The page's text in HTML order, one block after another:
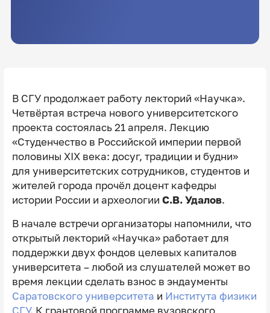
В СГУ продолжает работу лекторий «Научка».
Четвёртая встреча нового университетского
проекта состоялась 21 апреля. Лекцию
«Студенчество в Российской империи первой
половины XIX века: досуг, традиции и будни»
для университетских сотрудников, студентов и
жителей города прочёл доцент кафедры
истории России и археологии С.В. Удалов.
В начале встречи организаторы напомнили, что
открытый лекторий «Научка» работает для
поддержки двух фондов целевых капиталов
университета – любой из слушателей может во
время лекции сделать взнос в эндаументы
Саратовского университета и Института физики
СГУ. К грантовой программе вузовского